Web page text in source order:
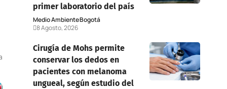
primer laboratorio del país
Medio AmbienteBogotá
8 Agosto, 2026
Cirugía de Mohs permite
conservar los dedos en
pacientes con melanoma
ungueal, según estudio del